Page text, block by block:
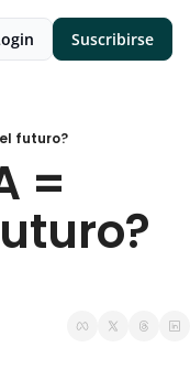
Suscribirse
futuro?
=